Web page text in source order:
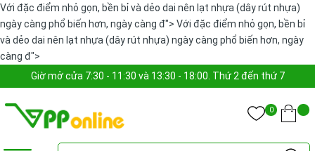
Với đặc điểm nhỏ gọn, bền bỉ và dẻo dai nên lạt nhựa (dây rút nhựa)
ngày càng phổ biến hơn, ngày càng đ"> Với đặc điểm nhỏ gọn, bền bỉ
và dẻo dai nên lạt nhựa (dây rút nhựa) ngày càng phổ biến hơn, ngày
càng đ">
Giờ mở cửa 7:30 - 11:30 và 13:30 - 18:00. Thứ 2 đến thứ 7
0